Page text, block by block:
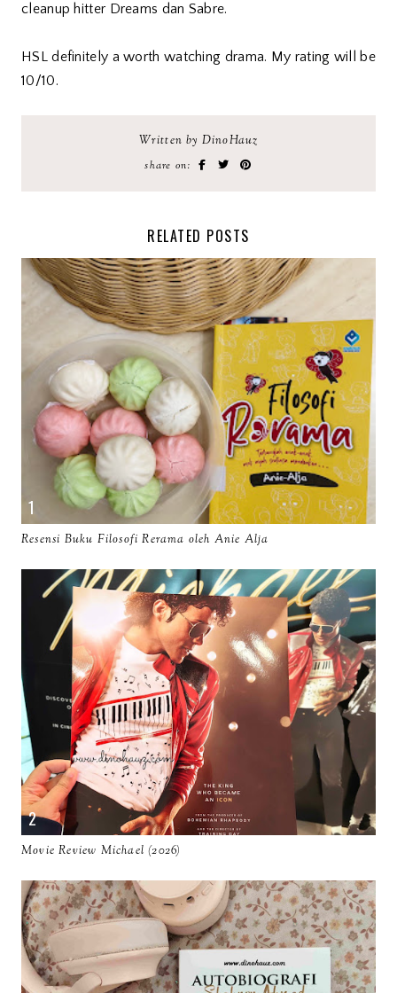
cleanup hitter Dreams dan Sabre.
HSL definitely a worth watching drama. My rating will be
10/10.
Written by DinoHauz
share on:
RELATED POSTS
Resensi Buku Filosofi Rerama oleh Anie Alja
Movie Review Michael (2026)